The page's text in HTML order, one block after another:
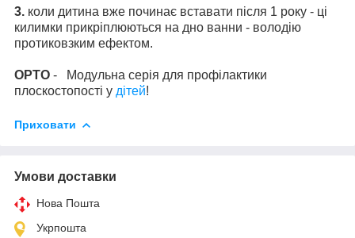
3. коли дитина вже починає вставати після 1 року - ці
килимки прикріплюються на дно ванни - володію
протиковзким ефектом.
ОРТО -
Модульна серія для профілактики
плоскостопості у дітей!
Приховати
Умови доставки
Нова Пошта
Укрпошта